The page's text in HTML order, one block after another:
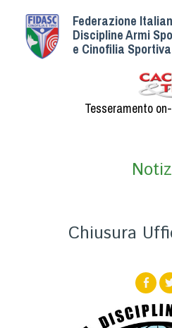
Federazione
Discipline Armi
e Cinofilia Sportiva
Tesseramento
Chiusura
Albo
Statuto
Società
Albo